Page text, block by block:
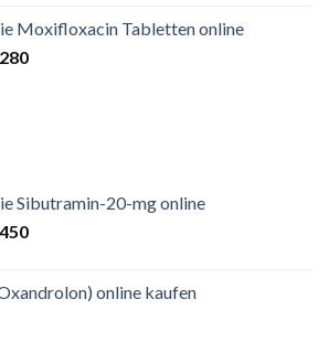
€160
Moxifloxacin Tabletten online
280Preisspanne:
Sibutramin-20-mg online
450Preisspanne:
€450
online kaufen